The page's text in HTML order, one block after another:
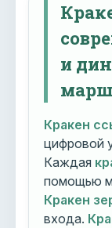
и
Кракен
цифровой
Каждая
помощью
Кракен
входа.